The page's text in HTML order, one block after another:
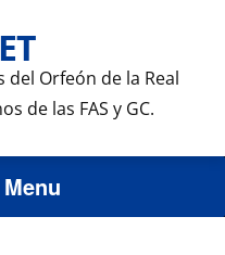
Orfeón de la Real
de las FAS y GC.